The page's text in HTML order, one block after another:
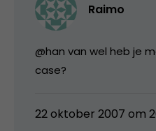
Raimo
@han van wel heb je
case?
22 oktober 2007 om